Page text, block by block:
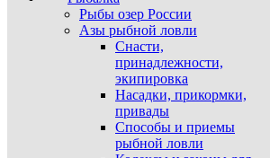
Рыбы озер России
Азы рыбной ловли
Снасти,
принадлежности,
экипировка
Насадки, прикормки,
привады
Способы и приемы
рыбной ловли